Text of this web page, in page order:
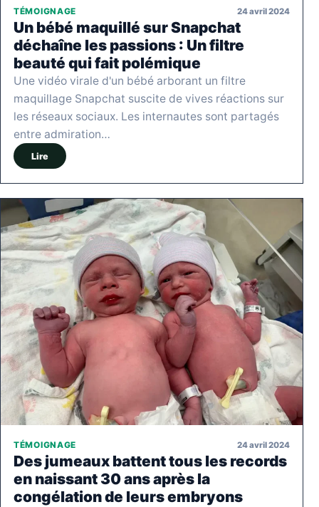
TÉMOIGNAGE 24 avril 2024
Un bébé maquillé sur Snapchat
déchaîne les passions : Un filtre
beauté qui fait polémique
Une vidéo virale d'un bébé arborant un filtre
maquillage Snapchat suscite de vives réactions sur
les réseaux sociaux. Les internautes sont partagés
entre admiration…
Lire
TÉMOIGNAGE 24 avril 2024
Des jumeaux battent tous les records
en naissant 30 ans après la
congélation de leurs embryons